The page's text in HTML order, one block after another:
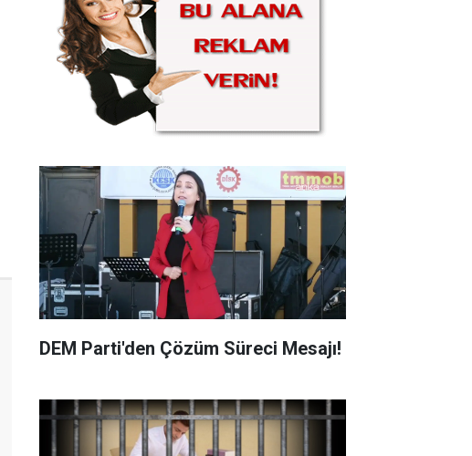
DEM Parti'den Çözüm Süreci Mesajı!